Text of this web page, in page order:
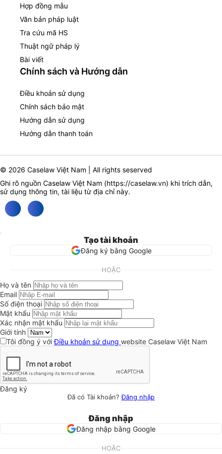
Hợp đồng mẫu
Văn bản pháp luật
Tra cứu mã HS
Thuật ngữ pháp lý
Bài viết
Chính sách và Hướng dẫn
Điều khoản sử dụng
Chính sách bảo mật
Hướng dẫn sử dụng
Hướng dẫn thanh toán
© 2026 Caselaw Việt Nam | All rights seserved
Ghi rõ nguồn Caselaw Việt Nam (https://caselaw.vn) khi trích dẫn,
sử dụng thông tin, tài liệu từ địa chỉ này.
Tạo tài khoản
Đăng ký bằng Google
HOẶC
Họ và tên
Email
Số điện thoại
Mật khẩu
Xác nhận mật khẩu
Giới tính
Tôi đồng ý vớiĐiều khoản sử dụng website Caselaw Việt Nam
Đăng ký
Đã có Tài khoản?Đăng nhập
Đăng nhập
Đăng nhập bằng Google
HOẶC